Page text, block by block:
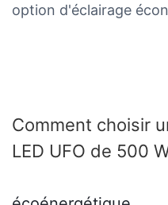
option d'éclairage
Comment choisir
LED UFO de 500